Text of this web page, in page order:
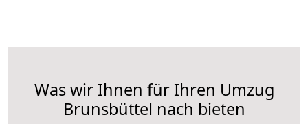
Was wir Ihnen für Ihren Umzug
Brunsbüttel nach bieten